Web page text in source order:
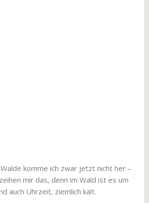
komme ich zwar jetzt nicht her –
mir das, denn im Wald ist es um
auch Uhrzeit, ziemlich kalt.